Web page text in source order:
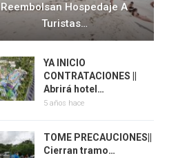
Reembolsan Hospedaje A
Turistas…
YA INICIO
CONTRATACIONES ||
Abrirá hotel…
5 años hace
TOME PRECAUCIONES||
Cierran tramo…